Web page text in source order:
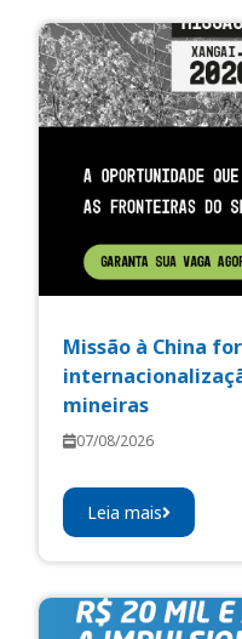
Missão à China
mineiras
07/08/2026
Leia mais